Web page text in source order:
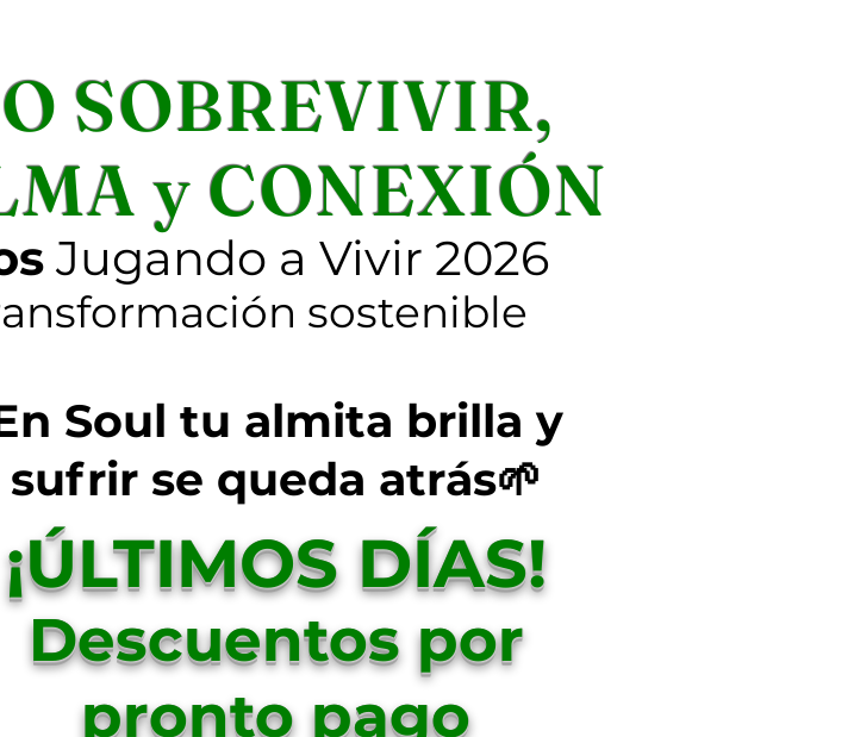
SOBREVIVIR,
y CONEXIÓN
Jugando a Vivir 2026
sostenible
Soul tu almita brilla y
sufrir se queda atrás🌱
¡ÚLTIMOS DÍAS!
Descuentos por
pronto pago